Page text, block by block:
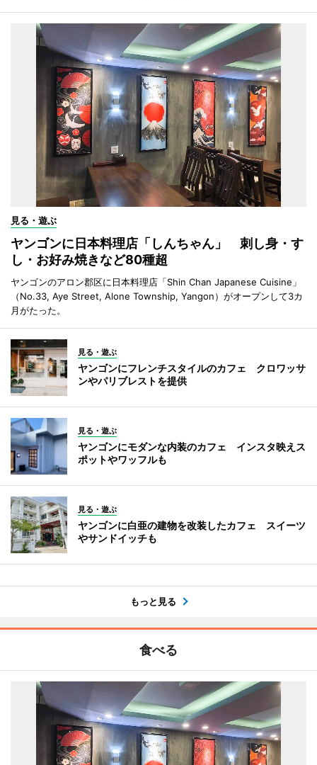
見る・遊ぶ
ヤンゴンに日本料理店「しんちゃん」 刺し身・す
し・お好み焼きなど80種超
ヤンゴンのアロン郡区に日本料理店「Shin Chan Japanese Cuisine」
（No.33, Aye Street, Alone Township, Yangon）がオープンして3カ
月がたった。
見る・遊ぶ
ヤンゴンにフレンチスタイルのカフェ クロワッサ
ンやパリブレストを提供
見る・遊ぶ
ヤンゴンにモダンな内装のカフェ インスタ映えス
ポットやワッフルも
見る・遊ぶ
ヤンゴンに白亜の建物を改装したカフェ スイーツ
やサンドイッチも
もっと見る
食べる